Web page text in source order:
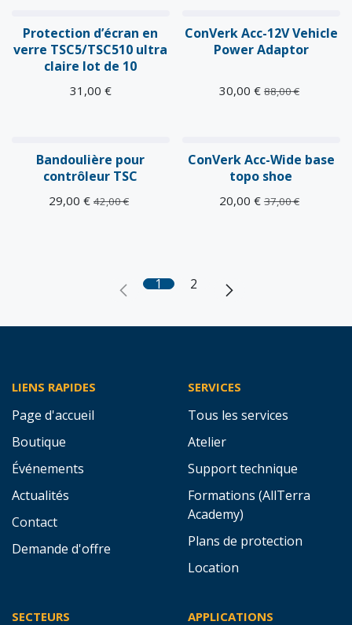
Protection d’écran en
verre TSC5/TSC510 ultra
claire lot de 10
31,00 €
ConVerk Acc-12V Vehicle
Power Adaptor
30,00 € 88,00€
Bandoulière pour
contrôleur TSC
29,00 € 42,00€
ConVerk Acc-Wide base
topo shoe
20,00 € 37,00€
1 2
LIENS RAPIDES
Page d'accueil
Boutique
Événements
Actualités
Contact
Demande d'offre
SERVICES
Tous les services
Atelier
Support technique
Formations (AllTerra
Academy)
Plans de protection
Location
SECTEURS APPLICATIONS